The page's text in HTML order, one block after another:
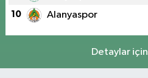
10 Alanyaspor
Detaylar için